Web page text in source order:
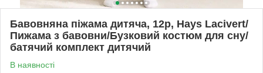
Бавовняна піжама дитяча, 12р, Hays Lacivert/
Пижама з бавовни/Бузковий костюм для сну/
батячий комплект дитячий
В наявності